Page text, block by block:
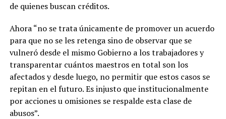
de quienes buscan créditos.
Ahora “no se trata únicamente de promover un acuerdo
para que no se les retenga sino de observar que se
vulneró desde el mismo Gobierno a los trabajadores y
transparentar cuántos maestros en total son los
afectados y desde luego, no permitir que estos casos se
repitan en el futuro. Es injusto que institucionalmente
por acciones u omisiones se respalde esta clase de
abusos”.